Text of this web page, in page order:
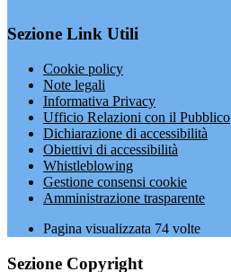
Sezione Link Utili
Cookie policy
Note legali
Informativa Privacy
Ufficio Relazioni con il Pubblico
Dichiarazione di accessibilità
Obiettivi di accessibilità
Whistleblowing
Gestione consensi cookie
Amministrazione trasparente
Pagina visualizzata 74 volte
Sezione Copyright